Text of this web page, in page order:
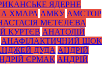
ЯДЕРНЕ
ХМАРА АМКУ АМСТОР
МЄТЄЛЄВА
КУРТЄВ АНАТОЛІЙ
АНАФІЛАКТИЧНИЙ ШОК
ДУДА АНДРІЙ
ЄРМАК АНДРІЙ